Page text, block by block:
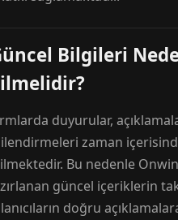
Bilgileri
duyurular,
zaman
Bu nedenle Onwin
güncel içeriklerin
doğru